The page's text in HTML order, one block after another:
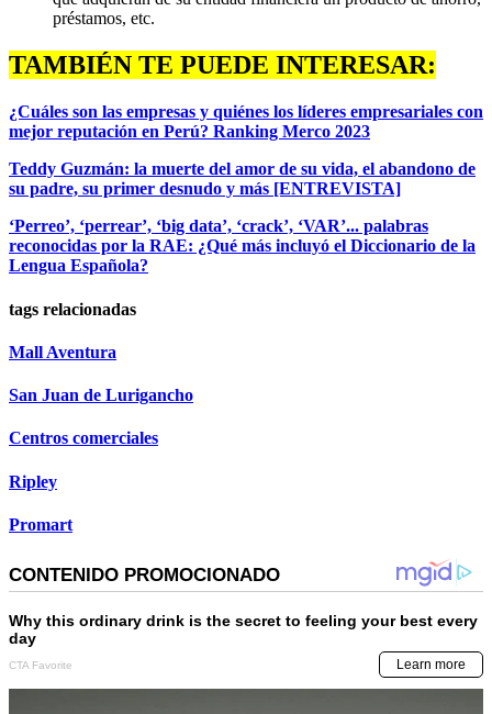
préstamos, etc.
TAMBIÉN TE PUEDE INTERESAR:
¿Cuáles son las empresas y quiénes los líderes empresariales con
mejor reputación en Perú? Ranking Merco 2023
Teddy Guzmán: la muerte del amor de su vida, el abandono de
su padre, su primer desnudo y más [ENTREVISTA]
‘Perreo’, ‘perrear’, ‘big data’, ‘crack’, ‘VAR’... palabras
reconocidas por la RAE: ¿Qué más incluyó el Diccionario de la
Lengua Española?
tags relacionadas
Mall Aventura
San Juan de Lurigancho
Centros comerciales
Ripley
Promart